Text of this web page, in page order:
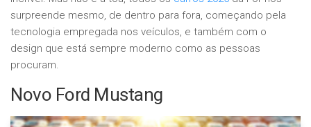
surpreende mesmo, de dentro para fora, começando pela
tecnologia empregada nos veículos, e também com o
design que está sempre moderno como as pessoas
procuram.
Novo Ford Mustang